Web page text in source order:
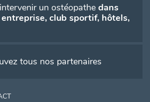
un ostéopathe dans
club sportif, hôtels,
tous nos partenaires